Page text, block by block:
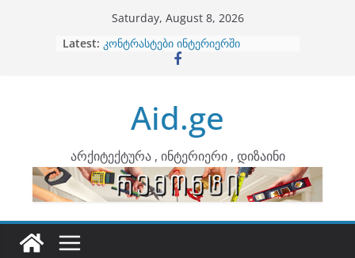
Saturday, August 8, 2026
Latest: ბინების გაერთიანება
კონტრასტები ინტერიერში
ინტერიერის დიზიანი
არტემიდი წარმოგიდგენთ
Aid.ge
არქიტექტურა , ინტერიერი , დიზაინი